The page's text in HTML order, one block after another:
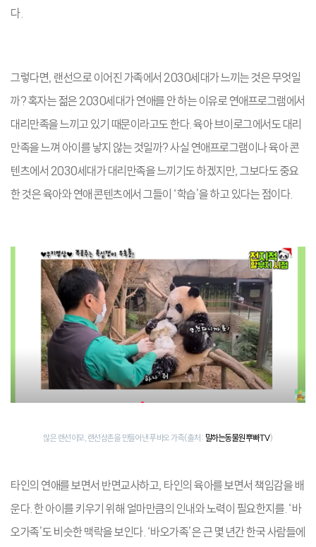
다.
그렇다면, 랜선으로 이어진 가족에서 2030세대가 느끼는 것은 무엇일
까? 혹자는 젊은 2030세대가 연애를 안 하는 이유로 연애프로그램에서
대리만족을 느끼고 있기 때문이라고도 한다. 육아 브이로그에서도 대리
만족을 느껴 아이를 낳지 않는 것일까? 사실 연애프로그램이나 육아 콘
텐츠에서 2030세대가 대리만족을 느끼기도 하겠지만, 그보다도 중요
한 것은 육아와 연애 콘텐츠에서 그들이 ‘학습’을 하고 있다는 점이다.
많은 랜선이모, 랜선삼촌을 만들어낸 푸바오 가족(출처: 말하는동물원 뿌빠TV)
타인의 연애를 보면서 반면교사하고, 타인의 육아를 보면서 책임감을 배
운다. 한 아이를 키우기 위해 얼마만큼의 인내와 노력이 필요한지를. ‘바
오가족’도 비슷한 맥락을 보인다. ‘바오가족’은 근 몇 년간 한국 사람들에